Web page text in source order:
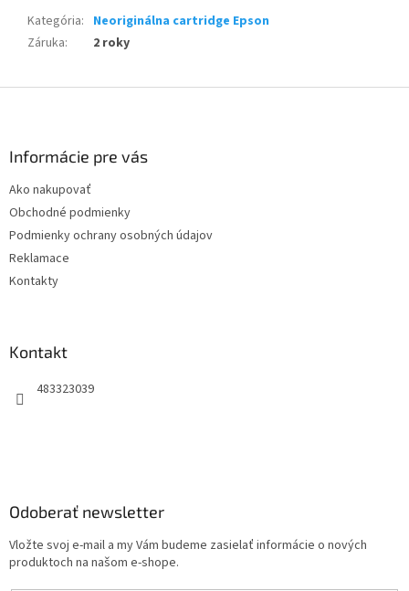
Kategória: Neoriginálna cartridge Epson
Záruka: 2 roky
Informácie pre vás
Ako nakupovať
Obchodné podmienky
Podmienky ochrany osobných údajov
Reklamace
Kontakty
Kontakt
483323039
Odoberať newsletter
Vložte svoj e-mail a my Vám budeme zasielať informácie o nových
produktoch na našom e-shope.